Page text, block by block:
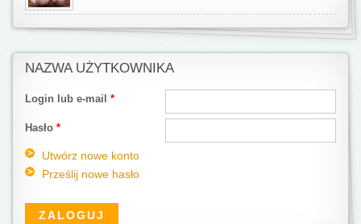
NAZWA UŻYTKOWNIKA
Login lub e-mail *
Hasło *
Utwórz nowe konto
Prześlij nowe hasło